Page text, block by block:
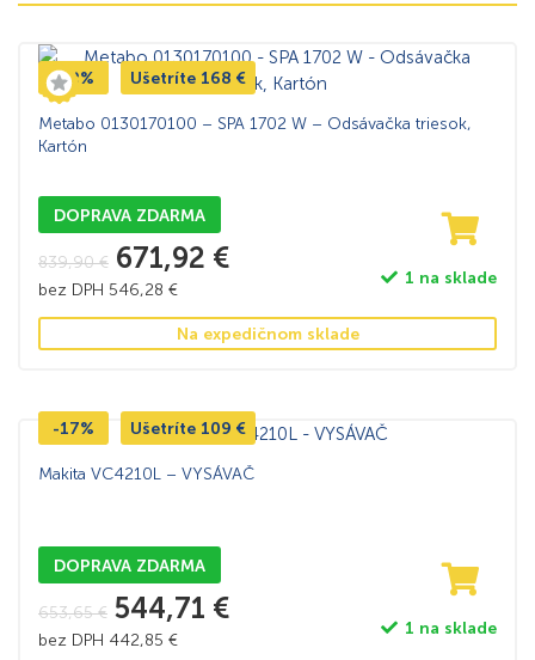
-20% Ušetríte 168 €
Metabo 0130170100 – SPA 1702 W – Odsávačka triesok,
Kartón
DOPRAVA ZDARMA
839,90€ 671,92 €
bez DPH 546,28 €
1 na sklade
Na expedičnom sklade
-17% Ušetríte 109 €
Makita VC4210L – VYSÁVAČ
DOPRAVA ZDARMA
653,65€ 544,71 €
bez DPH 442,85 €
1 na sklade